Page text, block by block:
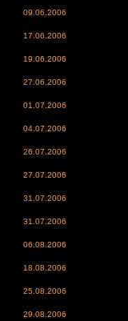
09.06.2006
17.06.2006
19.06.2006
27.06.2006
01.07.2006
04.07.2006
26.07.2006
27.07.2006
31.07.2006
31.07.2006
06.08.2006
18.08.2006
25.08.2006
29.08.2006